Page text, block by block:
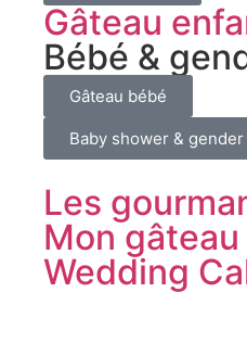
Gâteau
Bébé &
Gâteau bébé
Baby shower &
Les
Mon
Wedding